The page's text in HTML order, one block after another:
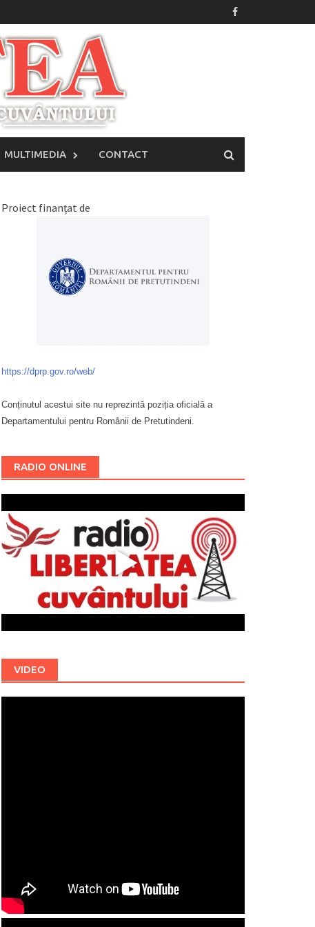
MULTIMEDIA CONTACT
Proiect finanțat de
https://dprp.gov.ro/web/
Conținutul acestui site nu reprezintă poziția oficială a
Departamentului pentru Românii de Pretutindeni.
RADIO ONLINE
VIDEO